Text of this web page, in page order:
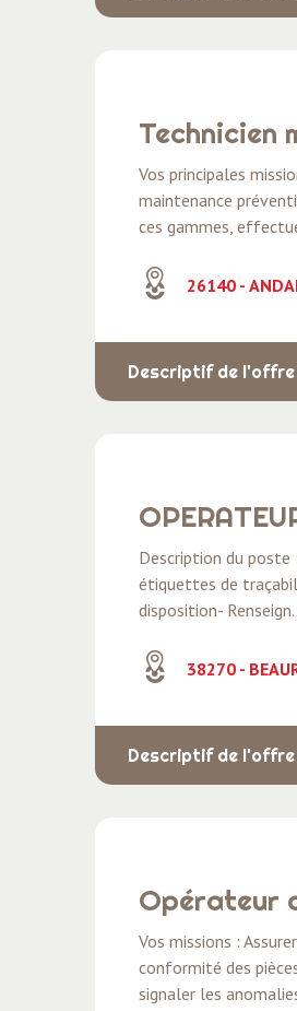
Technicien
Vos principales
maintenance
ces gammes,
26140 -
Descriptif de l'offre
Description du poste
étiquettes de
disposition-
38270 -
Descriptif de l'offre
Opérateur
Vos missions :
conformité des
signaler les